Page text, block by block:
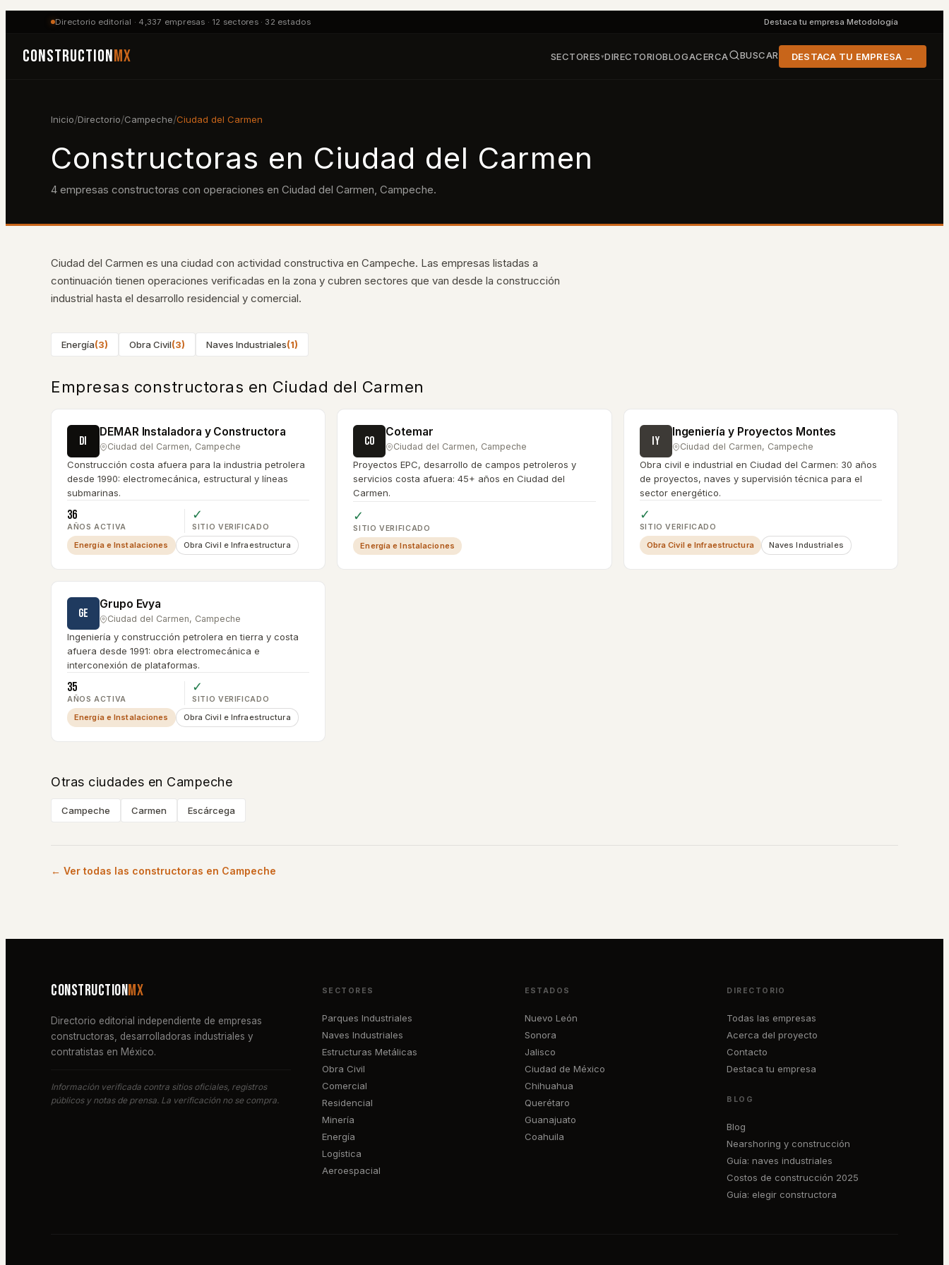
Directorio editorial · 4,337 empresas · 12 sectores · 32 estados Destaca tu empresa·Metodología
ConstructionMX SECTORES▾DIRECTORIOBLOGACERCA BUSCAR DESTACA TU EMPRESA →
Inicio/Directorio/Campeche/Ciudad del Carmen
Constructoras en Ciudad del Carmen
4 empresas constructoras con operaciones en Ciudad del Carmen, Campeche.
Ciudad del Carmen es una ciudad con actividad constructiva en Campeche. Las empresas listadas a
continuación tienen operaciones verificadas en la zona y cubren sectores que van desde la construcción
industrial hasta el desarrollo residencial y comercial.
Energía(3) Obra Civil(3) Naves Industriales(1)
Empresas constructoras en Ciudad del Carmen
DI
DEMAR Instaladora y Constructora
Ciudad del Carmen, Campeche
Construcción costa afuera para la industria petrolera
desde 1990: electromecánica, estructural y líneas
submarinas.
36
AÑOS ACTIVA
✓
SITIO VERIFICADO
Energía e Instalaciones Obra Civil e Infraestructura
CO
Cotemar
Ciudad del Carmen, Campeche
Proyectos EPC, desarrollo de campos petroleros y
servicios costa afuera: 45+ años en Ciudad del
Carmen.
✓
SITIO VERIFICADO
Energía e Instalaciones
IY
Ingeniería y Proyectos Montes
Ciudad del Carmen, Campeche
Obra civil e industrial en Ciudad del Carmen: 30 años
de proyectos, naves y supervisión técnica para el
sector energético.
✓
SITIO VERIFICADO
Obra Civil e Infraestructura Naves Industriales
GE
Grupo Evya
Ciudad del Carmen, Campeche
Ingeniería y construcción petrolera en tierra y costa
afuera desde 1991: obra electromecánica e
interconexión de plataformas.
35
AÑOS ACTIVA
✓
SITIO VERIFICADO
Energía e Instalaciones Obra Civil e Infraestructura
Otras ciudades en Campeche
Campeche Carmen Escárcega
← Ver todas las constructoras en Campeche
ConstructionMX
Directorio editorial independiente de empresas
constructoras, desarrolladoras industriales y
contratistas en México.
Información verificada contra sitios oficiales, registros
públicos y notas de prensa. La verificación no se compra.
SECTORES
Parques Industriales
Naves Industriales
Estructuras Metálicas
Obra Civil
Comercial
Residencial
Minería
Energía
Logística
Aeroespacial
ESTADOS
Nuevo León
Sonora
Jalisco
Ciudad de México
Chihuahua
Querétaro
Guanajuato
Coahuila
DIRECTORIO
Todas las empresas
Acerca del proyecto
Contacto
Destaca tu empresa
BLOG
Blog
Nearshoring y construcción
Guía: naves industriales
Costos de construcción 2025
Guía: elegir constructora